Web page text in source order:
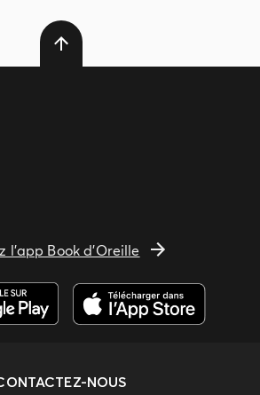
l'app Book d'Oreille
NOUS